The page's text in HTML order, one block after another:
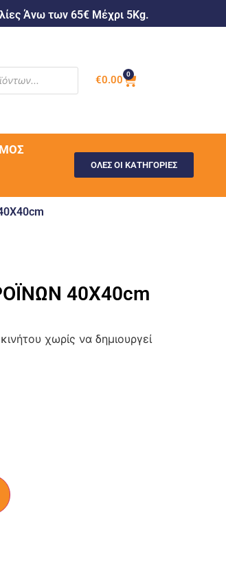
Άνω των 65€ Μέχρι 5Kg.
€0.00 0
ΟΛΕΣ ΟΙ ΚΑΤΗΓΟΡΙΕΣ
40X40cm
χωρίς να δημιουργεί